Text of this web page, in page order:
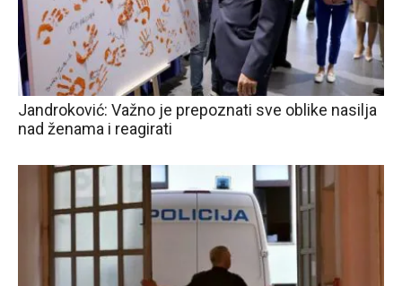
Jandroković: Važno je prepoznati sve oblike nasilja
nad ženama i reagirati